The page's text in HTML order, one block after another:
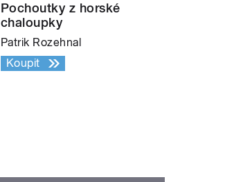
Pochoutky z horské
chaloupky
Patrik Rozehnal
Koupit